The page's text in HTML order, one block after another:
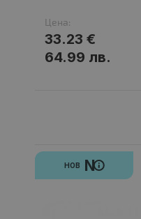
Цена:
33.23 €
64.99 лв.
НОВ N